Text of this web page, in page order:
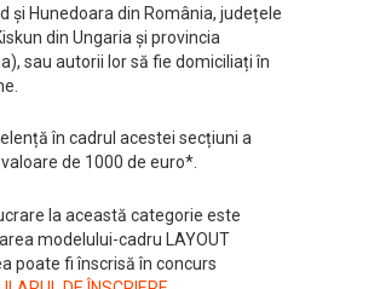
și Hunedoara din România, județele
din Ungaria și provincia
sau autorii lor să fie domiciliați în
în cadrul acestei secțiuni a
de 1000 de euro*.
la această categorie este
modelului-cadru LAYOUT
poate fi înscrisă în concurs